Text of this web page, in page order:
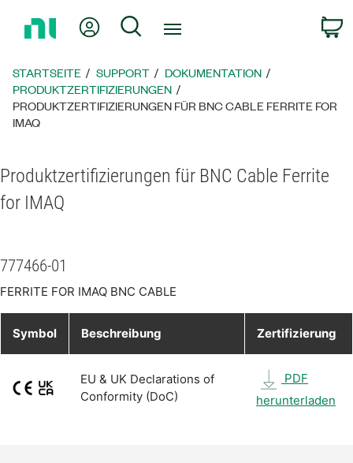
zur
Mein KontoSuche
STARTSEITE SUPPORT
DOKUMENTATION
PRODUKTZERTIFIZIERUNGEN
PRODUKTZERTIFIZIERUNGEN FÜR BNC CABLE FERRITE FOR
IMAQ
Produktzertifizierungen für BNC Cable Ferrite
for IMAQ
777466-01
FERRITE FOR IMAQ BNC CABLE
Symbol Beschreibung Zertifizierung
EU & UK Declarations of
Conformity (DoC)
PDF
herunterladen